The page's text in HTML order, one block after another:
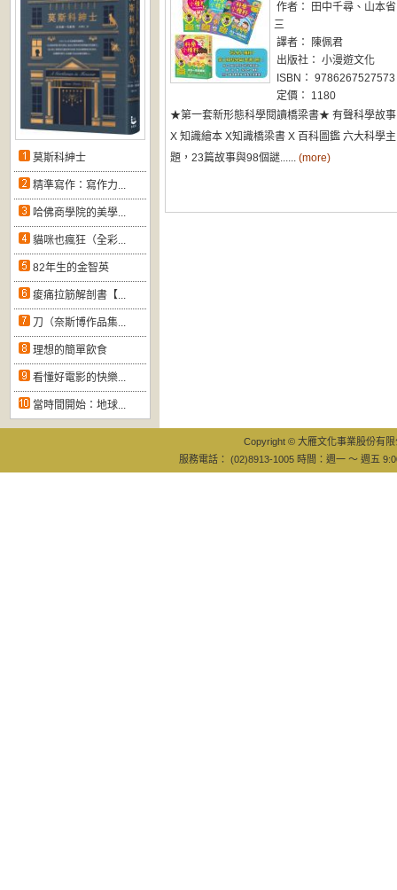
莫斯科紳士
精準寫作：寫作力...
哈佛商學院的美學...
貓咪也瘋狂（全彩...
82年生的金智英
痠痛拉筋解剖書【...
刀（奈斯博作品集...
理想的簡單飲食
看懂好電影的快樂...
當時間開始：地球...
作者： 田中千尋、山本省
三
譯者： 陳佩君
出版社： 小漫遊文化
ISBN： 9786267527573
定價： 1180
★第一套新形態科學閱讀橋梁書★ 有聲科學故事
X 知識繪本 X知識橋梁書 X 百科圖鑑 六大科學主
題，23篇故事與98個謎...... (more)
Copyright © 大雁文化事業股份有
服務電話： (02)8913-1005 時間：週一 ～ 週五